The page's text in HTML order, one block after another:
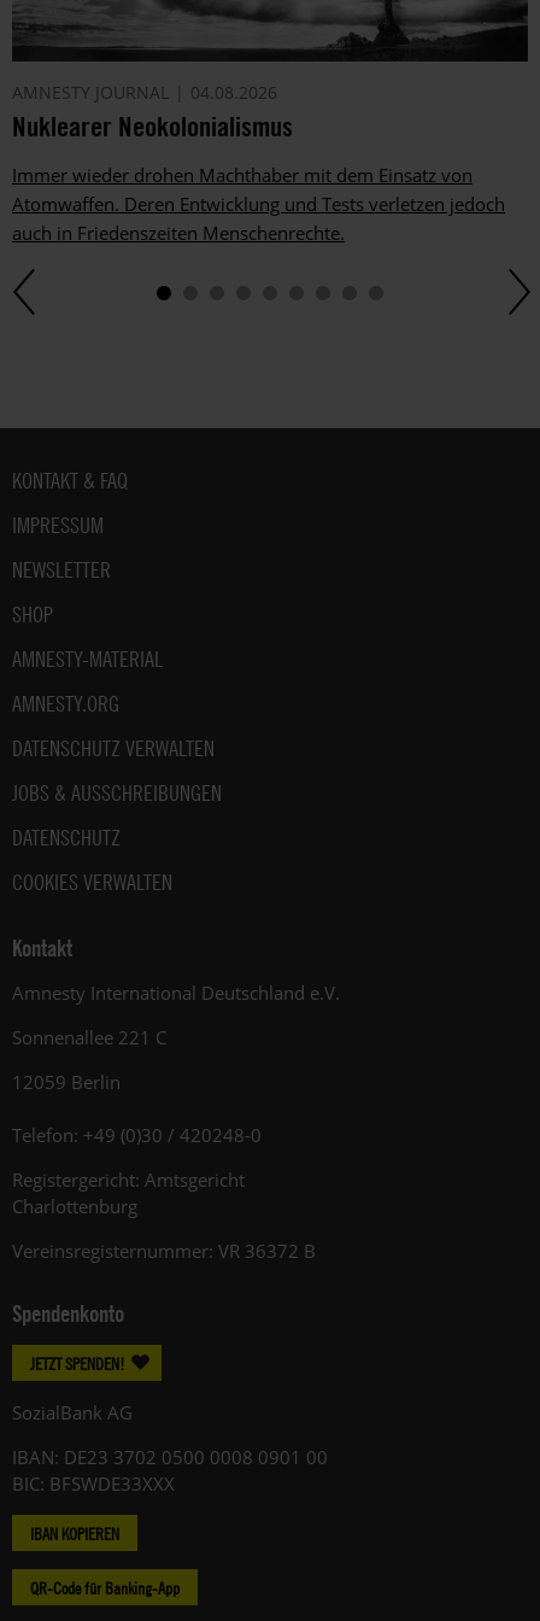
AMNESTY JOURNAL 04.08.2026
Nuklearer Neokolonialismus
Immer wieder drohen Machthaber mit dem Einsatz von
Atomwaffen. Deren Entwicklung und Tests verletzen jedoch
auch in Friedenszeiten Menschenrechte.
Fußbereich
KONTAKT & FAQ
IMPRESSUM
NEWSLETTER
SHOP
AMNESTY-MATERIAL
AMNESTY.ORG
DATENSCHUTZ VERWALTEN
JOBS & AUSSCHREIBUNGEN
DATENSCHUTZ
COOKIES VERWALTEN
Kontakt
Amnesty International Deutschland e.V.
Sonnenallee 221 C
12059 Berlin
Telefon: +49 (0)30 / 420248-0
Registergericht: Amtsgericht
Charlottenburg
Vereinsregisternummer: VR 36372 B
Spendenkonto
JETZT SPENDEN!
SozialBank AG
IBAN: DE23 3702 0500 0008 0901 00
BIC: BFSWDE33XXX
IBAN KOPIEREN
QR-Code für Banking-App